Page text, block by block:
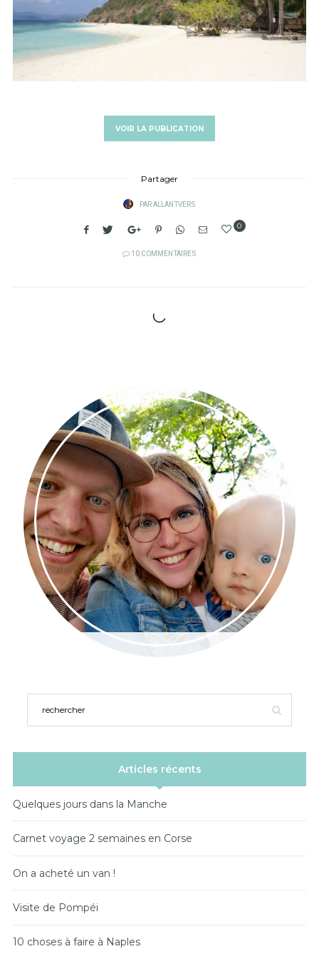
VOIR LA PUBLICATION
Partager
PARALLANTVERS
0
10 COMMENTAIRES
Articles récents
Quelques jours dans la Manche
Carnet voyage 2 semaines en Corse
On a acheté un van !
Visite de Pompéi
10 choses à faire à Naples